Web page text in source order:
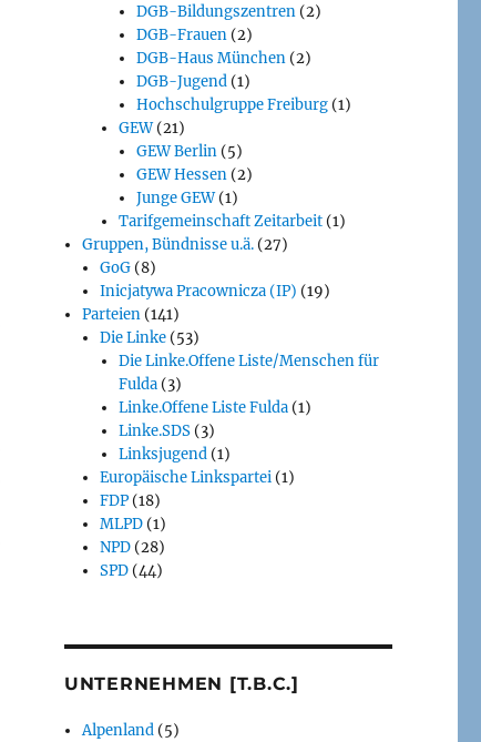
DGB-Bildungszentren(2)
DGB-Frauen(2)
DGB-Haus München(2)
DGB-Jugend(1)
Hochschulgruppe Freiburg(1)
GEW(21)
GEW Berlin(5)
GEW Hessen(2)
Junge GEW(1)
Tarifgemeinschaft Zeitarbeit(1)
Gruppen, Bündnisse u.ä. (27)
GoG (8)
Inicjatywa Pracownicza (IP) (19)
Parteien (141)
Die Linke (53)
Die Linke.Offene Liste/Menschen für
Fulda(3)
Linke.Offene Liste Fulda(1)
Linke.SDS(3)
Linksjugend(1)
Europäische Linkspartei (1)
FDP (18)
MLPD (1)
NPD (28)
SPD (44)
UNTERNEHMEN [T.B.C.]
Alpenland (5)